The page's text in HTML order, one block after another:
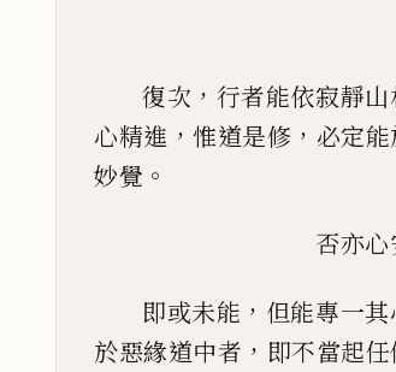
復次 ， 行者能依寂靜山
心精進 ， 惟道是修 ， 必定
妙覺 。
否亦心
即或未能 ， 但能專一
於惡緣道中者 ， 即不當起